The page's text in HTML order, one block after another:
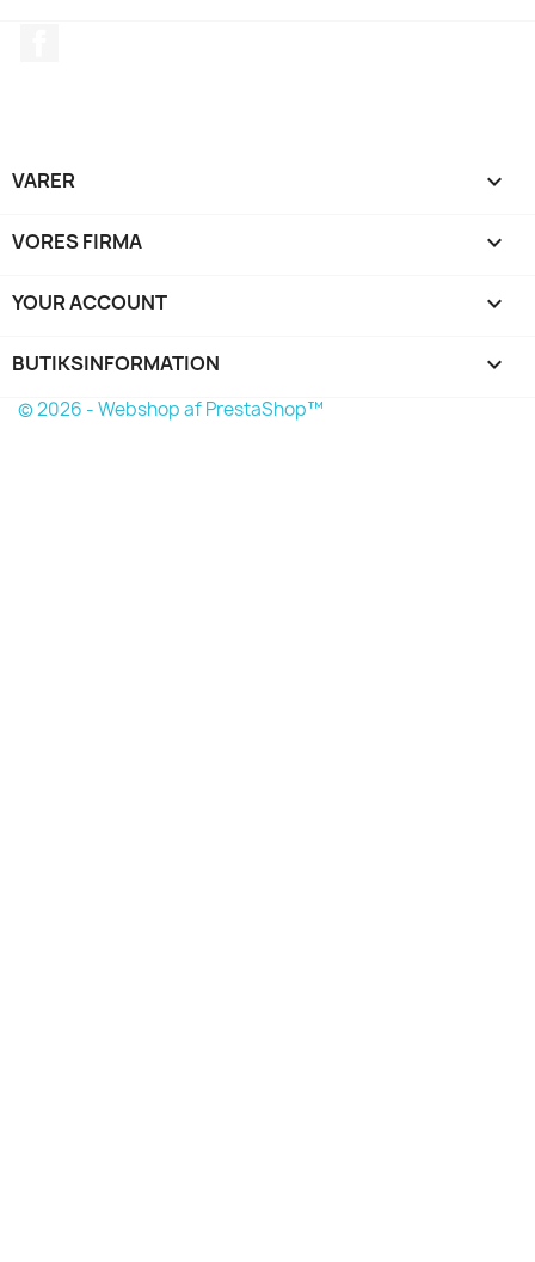
VARER 
VORES FIRMA 
YOUR ACCOUNT 
BUTIKSINFORMATION keyboard_arrow_down
© 2026 - Webshop af PrestaShop™